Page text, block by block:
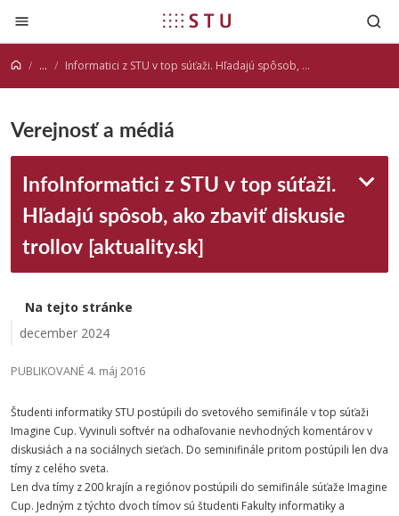
Prejsť na obsah
... Informatici z STU v top súťaži. Hľadajú spôsob, ako zbaviť diskusie trollov [aktuality.sk]
Verejnosť a médiá
InfoInformatici z STU v top súťaži.
Hľadajú spôsob, ako zbaviť diskusie
trollov [aktuality.sk]
Na tejto stránke
december 2024
PUBLIKOVANÉ 4. máj 2016
Študenti informatiky STU postúpili do svetového semifinále v top súťaži
Imagine Cup. Vyvinuli softvér na odhaľovanie nevhodných komentárov v
diskusiách a na sociálnych sieťach. Do seminifinále pritom postúpili len dva
tímy z celého sveta.
Len dva tímy z 200 krajín a regiónov postúpili do semifinále súťaže Imagine
Cup. Jedným z týchto dvoch tímov sú študenti Fakulty informatiky a